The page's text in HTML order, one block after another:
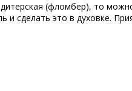
(фломбер), то
и сделать это в духовке.